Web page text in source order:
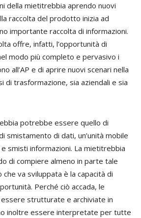
della mietitrebbia aprendo nuovi
raccolta del prodotto inizia ad
importante raccolta di informazioni.
offre, infatti, l’opportunità di
modo più completo e pervasivo i
all’AP e di aprire nuovi scenari nella
di trasformazione, sia aziendali e sia
potrebbe essere quello di
smistamento di dati, un’unità mobile
smisti informazioni. La mietitrebbia
di compiere almeno in parte tale
va sviluppata è la capacità di
Perché ciò accada, le
strutturate e archiviate in
inoltre essere interpretate per tutte